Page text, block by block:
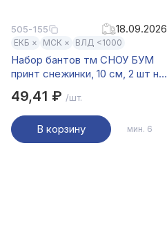
505-155 18.09.2026
ЕКБ × МСК × ВЛД <1000
Набор бантов тм СНОУ БУМ
принт снежинки, 10 см, 2 шт на
49,41 ₽ /шт.
В корзину мин. 6